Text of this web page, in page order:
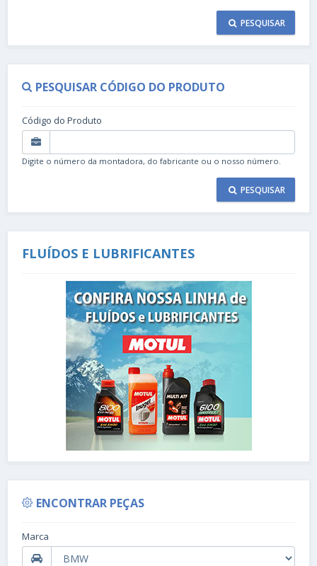
PESQUISAR
PESQUISAR CÓDIGO DO PRODUTO
Código do Produto
Digite o número da montadora, do fabricante ou o nosso número.
PESQUISAR
FLUÍDOS E LUBRIFICANTES
ENCONTRAR PEÇAS
Marca